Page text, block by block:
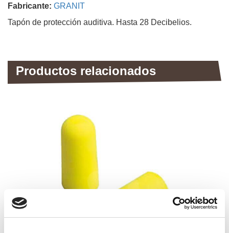
Fabricante: GRANIT
Tapón de protección auditiva. Hasta 28 Decibelios.
Productos relacionados